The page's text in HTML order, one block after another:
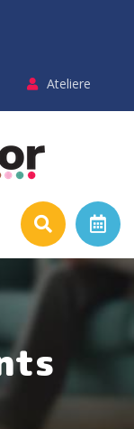
Ateliere